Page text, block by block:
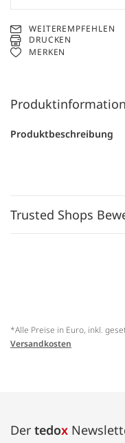
WEITEREMPFEHLEN
DRUCKEN
MERKEN
Produktbeschreibung
Trusted Shops
*Alle Preise in Euro, inkl.
Versandkosten
Der tedox